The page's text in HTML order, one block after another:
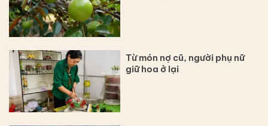
Từ món nợ cũ, người phụ nữ
giữ hoa ở lại